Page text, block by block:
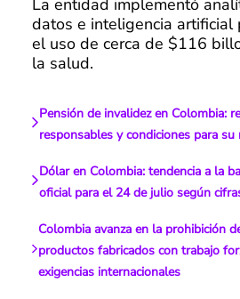
La entidad implementó
datos e inteligencia artificial
el uso de cerca de $116
la salud.
Pensión de invalidez en Colombia:
responsables y condiciones para su
Dólar en Colombia: tendencia a la
oficial para el 24 de julio según
Colombia avanza en la prohibición
productos fabricados con trabajo
exigencias internacionales